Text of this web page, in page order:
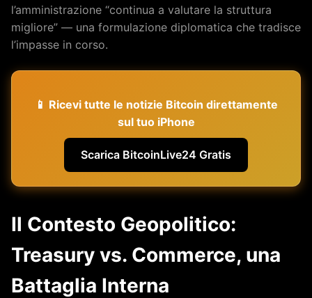
l’amministrazione “continua a valutare la struttura
migliore” — una formulazione diplomatica che tradisce
l’impasse in corso.
📱 Ricevi tutte le notizie Bitcoin direttamente
sul tuo iPhone
Scarica BitcoinLive24 Gratis
Il Contesto Geopolitico:
Treasury vs. Commerce, una
Battaglia Interna